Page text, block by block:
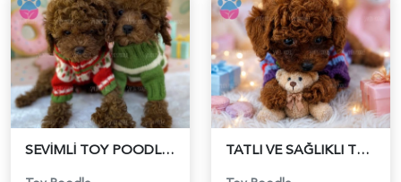
SEVİMLİ TOY POODLE YAVRUSU - 6203 TATLI VE SAĞLIKLI TOY POODLE YAVRULAR - 6204